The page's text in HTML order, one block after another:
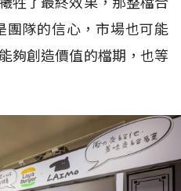
團隊的信心，市場也可能
夠創造價值的檔期，也等